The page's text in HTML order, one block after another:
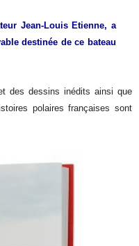
Jean-Louis Etienne, a
destinée de ce bateau
des dessins inédits ainsi que
polaires françaises sont